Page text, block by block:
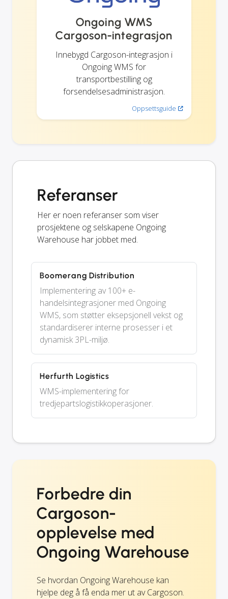
Ongoing WMS
Cargoson-integrasjon
Innebygd Cargoson-integrasjon i
Ongoing WMS for
transportbestilling og
forsendelsesadministrasjon.
Oppsettsguide
Referanser
Her er noen referanser som viser
prosjektene og selskapene Ongoing
Warehouse har jobbet med.
Boomerang Distribution
Implementering av 100+ e-
handelsintegrasjoner med Ongoing
WMS, som støtter eksepsjonell vekst og
standardiserer interne prosesser i et
dynamisk 3PL-miljø.
Herfurth Logistics
WMS-implementering for
tredjepartslogistikkoperasjoner.
Forbedre din
Cargoson-
opplevelse med
Ongoing Warehouse
Se hvordan Ongoing Warehouse kan
hjelpe deg å få enda mer ut av Cargoson.